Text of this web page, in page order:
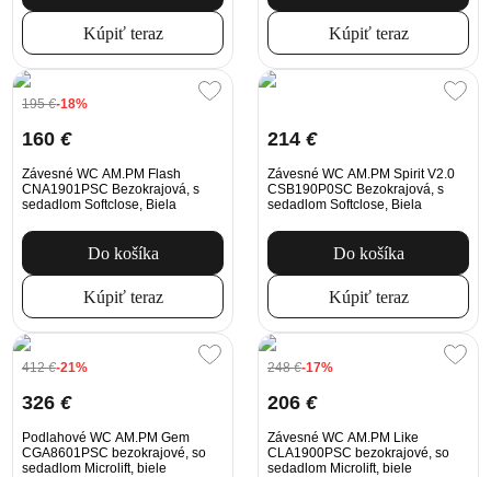
Kúpiť teraz Kúpiť teraz
195€-18%
160 €
Závesné WC AM.PM Flash
CNA1901PSC Bezokrajová, s
sedadlom Softclose, Biela
Do košíka
Kúpiť teraz
214 €
Závesné WC AM.PM Spirit V2.0
CSB190P0SC Bezokrajová, s
sedadlom Softclose, Biela
Do košíka
Kúpiť teraz
412€-21%
326 €
Podlahové WC AM.PM Gem
CGA8601PSC bezokrajové, so
sedadlom Microlift, biele
248€-17%
206 €
Závesné WC AM.PM Like
CLA1900PSC bezokrajové, so
sedadlom Microlift, biele